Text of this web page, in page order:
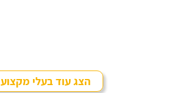
הצג עוד בעלי מקצוע